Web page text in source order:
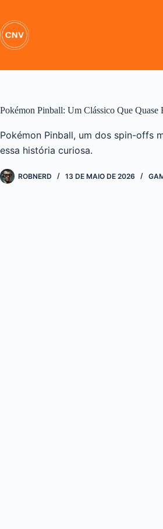
o
conteúdo
Pokémon Pinball: Um Clássico Que Quase
Pokémon Pinball, um dos spin-offs
essa história curiosa.
ROBNERD 13 DE MAIO DE 2026